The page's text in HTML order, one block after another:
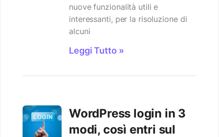
nuove funzionalità utili e
interessanti, per la risoluzione di
alcuni
Leggi Tutto »
WordPress login in 3
modi, così entri sul